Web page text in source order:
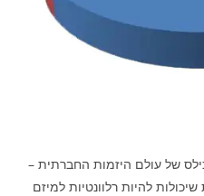
של עולם היזמות החברתית –
להיות רלוונטיות למיזם